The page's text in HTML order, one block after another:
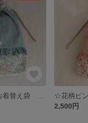
2,500円